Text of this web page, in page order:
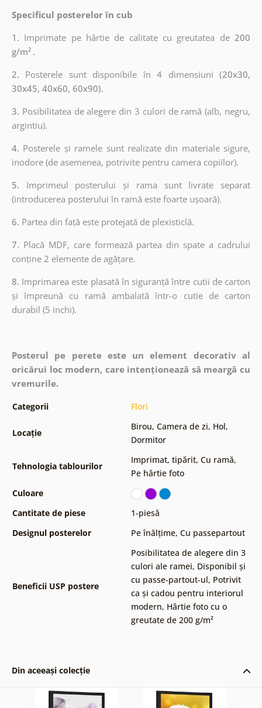
Specificul posterelor în cub
1. Imprimate pe hârtie de calitate cu greutatea de200
g/m² .
2. Posterele sunt disponibile în 4 dimensiuni (20x30,
30x45, 40x60, 60x90).
3. Posibilitatea de alegere din 3 culori de ramă (alb, negru,
argintiu).
4. Posterele și ramele sunt realizate din materiale sigure,
inodore (de asemenea, potrivite pentru camera copiilor).
5. Imprimeul posterului și rama sunt livrate separat
(introducerea posterului în ramă este foarte ușoară).
6. Partea din față este protejată de plexisticlă.
7. Placă MDF, care formează partea din spate a cadrului
conține 2 elemente de agățare.
8. Imprimarea este plasată în siguranță între cutii de carton
și împreună cu ramă ambalată într-o cutie de carton
durabil (5 inchi).
Posterul pe perete este un element decorativ al
oricărui loc modern, care intenționează să meargă cu
vremurile.
Categorii Flori
Locație
Birou, Camera de zi, Hol,
Dormitor
Tehnologia tablourilor
Imprimat, tipărit, Cu ramă,
Pe hârtie foto
Culoare
Cantitate de piese
1-piesă
Designul posterelor
Pe înălțime, Cu passepartout
Beneficii USP postere
Posibilitatea de alegere din 3
culori ale ramei, Disponibil și
cu passe-partout-ul, Potrivit
ca și cadou pentru interiorul
modern, Hârtie foto cu o
greutate de 200 g/m²
Din aceeași colecție